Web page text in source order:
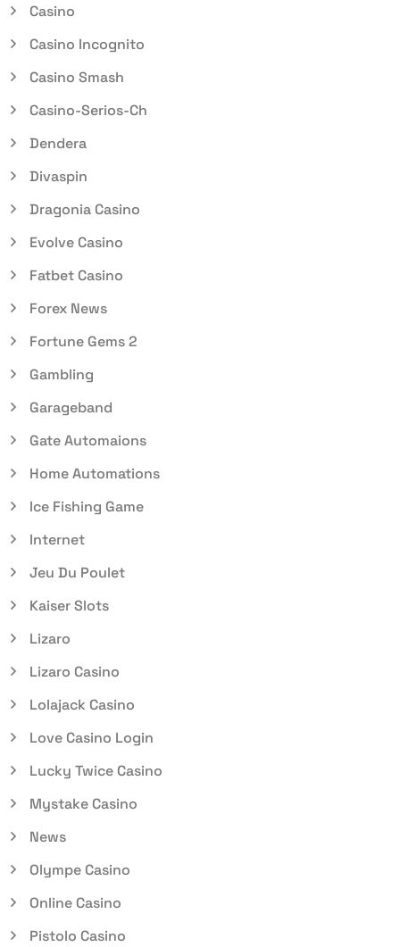
Casino
Casino Incognito
Casino Smash
Casino-Serios-Ch
Dendera
Divaspin
Dragonia Casino
Evolve Casino
Fatbet Casino
Forex News
Fortune Gems 2
Gambling
Garageband
Gate Automaions
Home Automations
Ice Fishing Game
Internet
Jeu Du Poulet
Kaiser Slots
Lizaro
Lizaro Casino
Lolajack Casino
Love Casino Login
Lucky Twice Casino
Mystake Casino
News
Olympe Casino
Online Casino
Pistolo Casino